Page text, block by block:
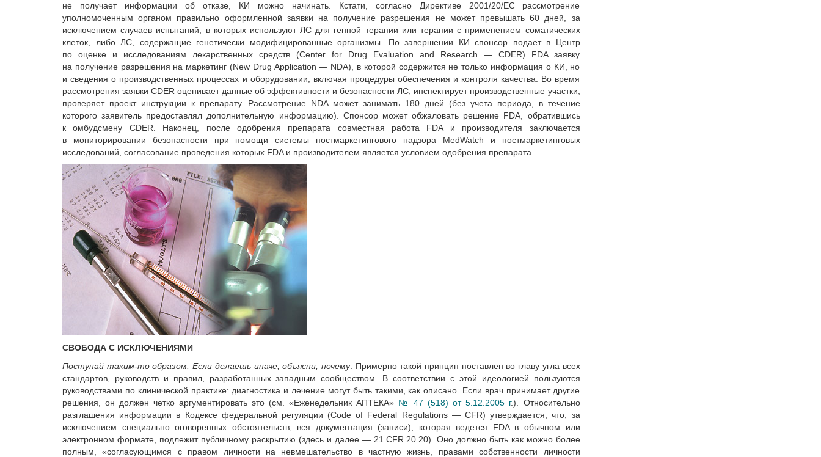
не получает информации об отказе, КИ можно начинать. Кстати, согласно Директиве 2001/20/ЕС рассмотрение
уполномоченным органом правильно оформленной заявки на получение разрешения не может превышать 60 дней, за
исключением случаев испытаний, в которых используют ЛС для генной терапии или терапии с применением соматических
клеток, либо ЛС, содержащие генетически модифицированные организмы. По завершении КИ спонсор подает в Центр
по оценке и исследованиям лекарственных средств (Center for Drug Evaluation and Research — CDER) FDA заявку
на получение разрешения на маркетинг (New Drug Application — NDA), в которой содержится не только информация о КИ, но
и сведения о производственных процессах и оборудовании, включая процедуры обеспечения и контроля качества. Во время
рассмотрения заявки CDER оценивает данные об эффективности и безопасности ЛС, инспектирует производственные участки,
проверяет проект инструкции к препарату. Рассмотрение NDA может занимать 180 дней (без учета периода, в течение
которого заявитель предоставлял дополнительную информацию). Спонсор может обжаловать решение FDA, обратившись
к омбудсмену CDER. Наконец, после одобрения препарата совместная работа FDA и производителя заключается
в мониторировании безопасности при помощи системы постмаркетингового надзора MedWatch и постмаркетинговых
исследований, согласование проведения которых FDA и производителем является условием одобрения препарата.
СВОБОДА С ИСКЛЮЧЕНИЯМИ
Поступай таким-то образом. Если делаешь иначе, объясни, почему. Примерно такой принцип поставлен во главу угла всех
стандартов, руководств и правил, разработанных западным сообществом. В соответствии с этой идеологией пользуются
руководствами по клинической практике: диагностика и лечение могут быть такими, как описано. Если врач принимает другие
решения, он должен четко аргументировать это (см. «Еженедельник АПТЕКА» № 47 (518) от 5.12.2005 г.). Относительно
разглашения информации в Кодексе федеральной регуляции (Code of Federal Regulations — CFR) утверждается, что, за
исключением специально оговоренных обстоятельств, вся документация (записи), которая ведется FDA в обычном или
электронном формате, подлежит публичному раскрытию (здесь и далее — 21.CFR.20.20). Оно должно быть как можно более
полным, «согласующимся с правом личности на невмешательство в частную жизнь, правами собственности личности